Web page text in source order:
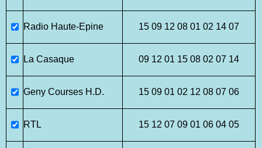
Radio Haute-Epine 15 09 12 08 01 02 14 07
La Casaque 09 12 01 15 08 02 07 14
Geny Courses H.D. 15 09 01 02 12 08 07 06
RTL 15 12 07 09 01 06 04 05